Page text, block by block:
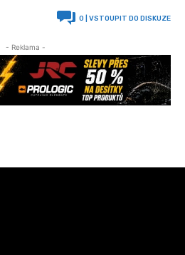
0 | VSTOUPIT DO DISKUZE
- Reklama -